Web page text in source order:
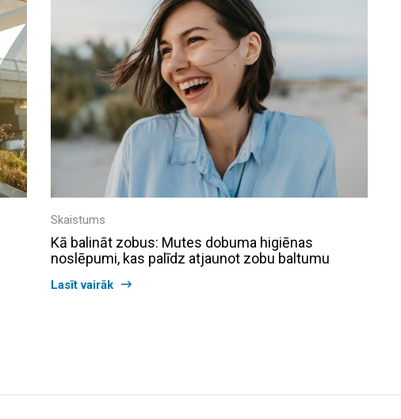
Skaistums
Kā balināt zobus: Mutes dobuma higiēnas
noslēpumi, kas palīdz atjaunot zobu baltumu
Lasīt vairāk